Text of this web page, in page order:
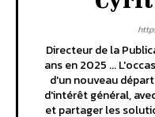
Directeur de la
ans en 2025 ...
d'un nouveau
d'intérêt général,
et partager les